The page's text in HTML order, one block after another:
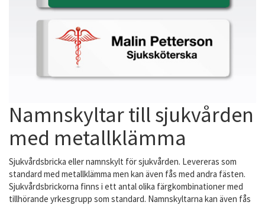
Namnskyltar till sjukvården
med metallklämma
Sjukvårdsbricka eller namnskylt för sjukvården. Levereras som
standard med metallklämma men kan även fås med andra fästen.
Sjukvårdsbrickorna finns i ett antal olika färgkombinationer med
tillhörande yrkesgrupp som standard. Namnskyltarna kan även fås